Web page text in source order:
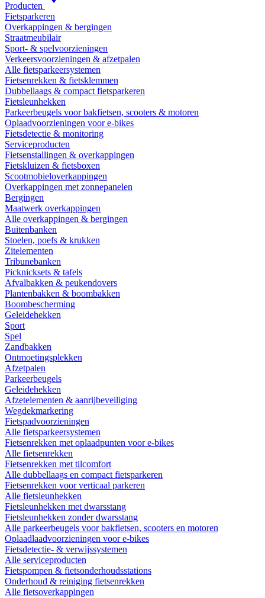
Producten
Fietsparkeren
Overkappingen & bergingen
Straatmeubilair
Sport- & spelvoorzieningen
Verkeersvoorzieningen & afzetpalen
Alle fietsparkeersystemen
Fietsenrekken & fietsklemmen
Dubbellaags & compact fietsparkeren
Fietsleunhekken
Parkeerbeugels voor bakfietsen, scooters & motoren
Oplaadvoorzieningen voor e-bikes
Fietsdetectie & monitoring
Serviceproducten
Fietsenstallingen & overkappingen
Fietskluizen & fietsboxen
Scootmobieloverkappingen
Overkappingen met zonnepanelen
Bergingen
Maatwerk overkappingen
Alle overkappingen & bergingen
Buitenbanken
Stoelen, poefs & krukken
Zitelementen
Tribunebanken
Picknicksets & tafels
Afvalbakken & peukendovers
Plantenbakken & boombakken
Boombescherming
Geleidehekken
Sport
Spel
Zandbakken
Ontmoetingsplekken
Afzetpalen
Parkeerbeugels
Geleidehekken
Afzetelementen & aanrijbeveiliging
Wegdekmarkering
Fietspadvoorzieningen
Alle fietsparkeersystemen
Fietsenrekken met oplaadpunten voor e-bikes
Alle fietsenrekken
Fietsenrekken met tilcomfort
Alle dubbellaags en compact fietsparkeren
Fietsenrekken voor verticaal parkeren
Alle fietsleunhekken
Fietsleunhekken met dwarsstang
Fietsleunhekken zonder dwarsstang
Alle parkeerbeugels voor bakfietsen, scooters en motoren
Oplaadlaadvoorzieningen voor e-bikes
Fietsdetectie- & verwijssystemen
Alle serviceproducten
Fietspompen & fietsonderhoudsstations
Onderhoud & reiniging fietsenrekken
Alle fietsoverkappingen